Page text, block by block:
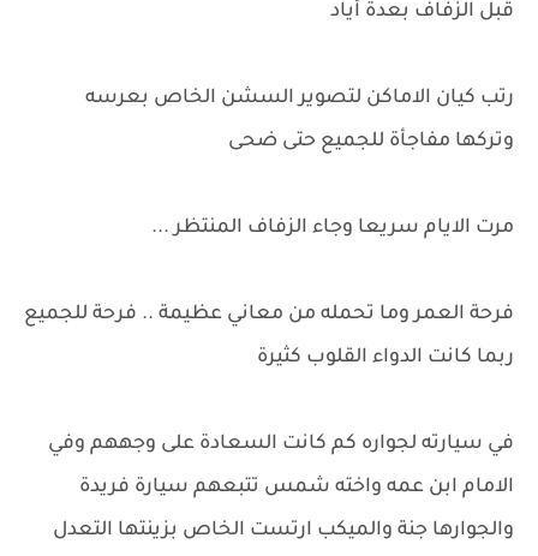
قبل الزفاف بعدة أياد
رتب كيان الاماكن لتصوير السشن الخاص بعرسه
وتركها مفاجأة للجميع حتى ضحى
مرت الايام سريعا وجاء الزفاف المنتظر ...
فرحة العمر وما تحمله من معاني عظيمة .. فرحة للجميع
ربما كانت الدواء القلوب كثيرة
في سيارته لجواره كم كانت السعادة على وجههم وفي
الامام ابن عمه واخته شمس تتبعهم سيارة فريدة
والجوارها جنة والميكب ارتست الخاص بزينتها التعدل